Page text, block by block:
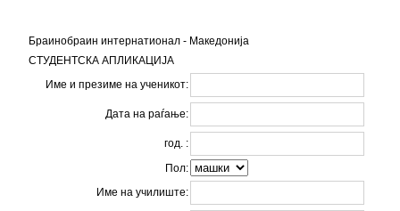
Браинобраин интернатионал - Македонија
СТУДЕНТСКА АПЛИКАЦИЈА
Име и презиме на ученикот:
Дата на раѓање:
год. :
Пол:
Име на училиште: